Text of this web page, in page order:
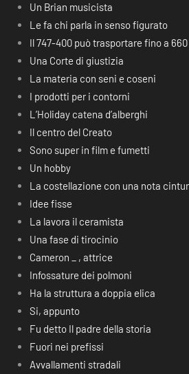
Un Brian musicista
Le fa chi parla in senso figurato
Il 747-400 può trasportare fino a
Una Corte di giustizia
La materia con seni e coseni
I prodotti per i contorni
L’Holiday catena d’alberghi
Il centro del Creato
Sono super in film e fumetti
Un hobby
La costellazione con una nota
Idee fisse
La lavora il ceramista
Una fase di tirocinio
Cameron _ , attrice
Infossature dei polmoni
Ha la struttura a doppia elica
Si, appunto
Fu detto Il padre della storia
Fuori nei prefissi
Avvallamenti stradali